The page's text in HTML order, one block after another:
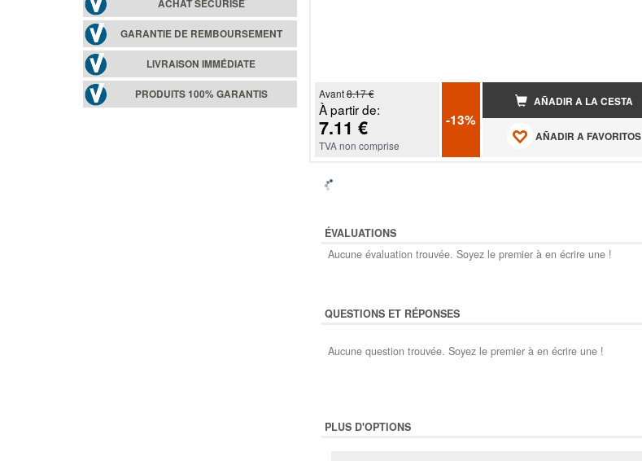
ACHAT SÉCURISÉ
GARANTIE DE REMBOURSEMENT
LIVRAISON IMMÉDIATE
PRODUITS 100% GARANTIS Avant8.17 €
À partir de:
7.11 €
TVA non comprise
-13%
AÑADIR A LA CESTA
AÑADIR A FAVORITOS
ÉVALUATIONS
Aucune évaluation trouvée. Soyez le premier à en écrire une !
QUESTIONS ET RÉPONSES
Aucune question trouvée. Soyez le premier à en écrire une !
PLUS D'OPTIONS